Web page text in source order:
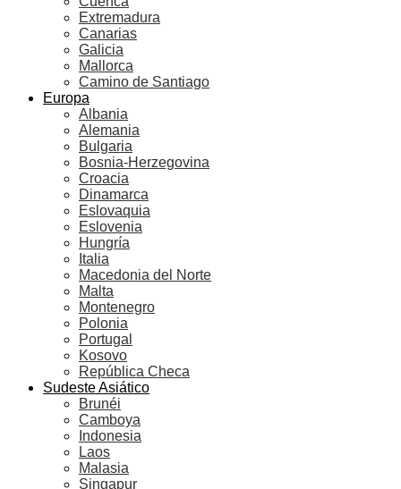
Extremadura
Canarias
Galicia
Mallorca
Camino de Santiago
Europa
Albania
Alemania
Bulgaria
Bosnia-Herzegovina
Croacia
Dinamarca
Eslovaquia
Eslovenia
Hungría
Italia
Macedonia del Norte
Malta
Montenegro
Polonia
Portugal
Kosovo
República Checa
Sudeste Asiático
Brunéi
Camboya
Indonesia
Laos
Malasia
Singapur